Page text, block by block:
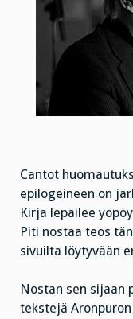
Cantot
epilogeineen on
Kirja lepäilee
Piti nostaa teos
sivuilta löytyvään
Nostan sen sijaan
tekstejä